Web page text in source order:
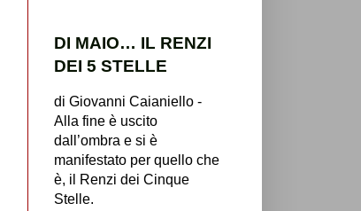
DI MAIO… IL RENZI
DEI 5 STELLE
di Giovanni Caianiello -
Alla fine è uscito
dall’ombra e si è
manifestato per quello che
è, il Renzi dei Cinque
Stelle.